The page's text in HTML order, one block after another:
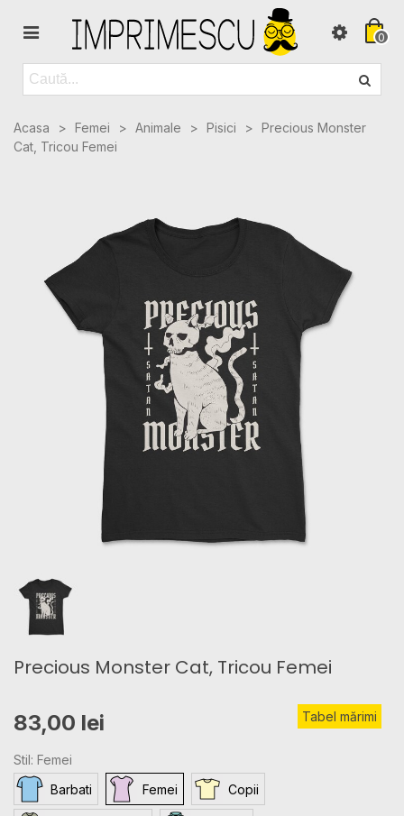
0
Acasa > Femei > Animale > Pisici > Precious Monster
Cat, Tricou Femei
Precious Monster Cat, Tricou Femei
83,00 lei Tabel mărimi
Stil: Femei
Barbati
Femei Copii